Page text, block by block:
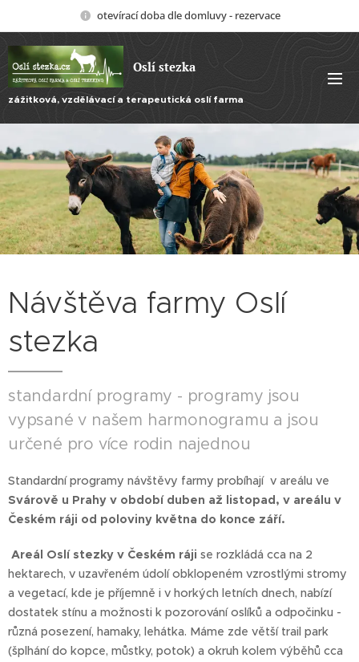
otevírací doba dle domluvy - rezervace
Oslí stezka
zážitková, vzdělávací a terapeutická oslí farma
Návštěva farmy Oslí
stezka
standardní programy - programy jsou
vypsané v našem harmonogramu a jsou
určené pro více rodin najednou
Standardní programy návštěvy farmy probíhají v areálu ve
Svárově u Prahy v období duben až listopad, v areálu v
Českém ráji od poloviny května do konce září.
Areál Oslí stezky v Českém ráji se rozkládá cca na 2
hektarech, v uzavřeném údolí obklopeném vzrostlými stromy
a vegetací, kde je příjemně i v horkých letních dnech, nabízí
dostatek stínu a možnosti k pozorování oslíků a odpočinku -
různá posezení, hamaky, lehátka. Máme zde větší trail park
(šplhání do kopce, můstky, potok) a okruh kolem výběhů cca